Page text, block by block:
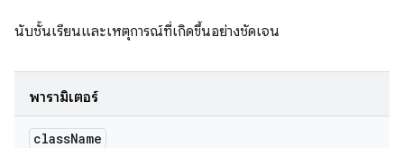
นับชั้นเรียนและเหตุการณ์ที่เกิดขึ้นอย่างชัดเจน
พารามิเตอร์
className